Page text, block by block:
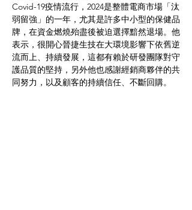
Covid-19疫情流行，2024是整體電商市場「汰
弱留強」的一年，尤其是許多中小型的保健品
牌，在資金燃燒殆盡後被迫選擇黯然退場。他
表示，很開心晉捷生技在大環境影響下依舊逆
流而上、持續發展，這都有賴於研發團隊對守
護品質的堅持，另外他也感謝經銷商夥伴的共
同努力，以及顧客的持續信任、不斷回購。